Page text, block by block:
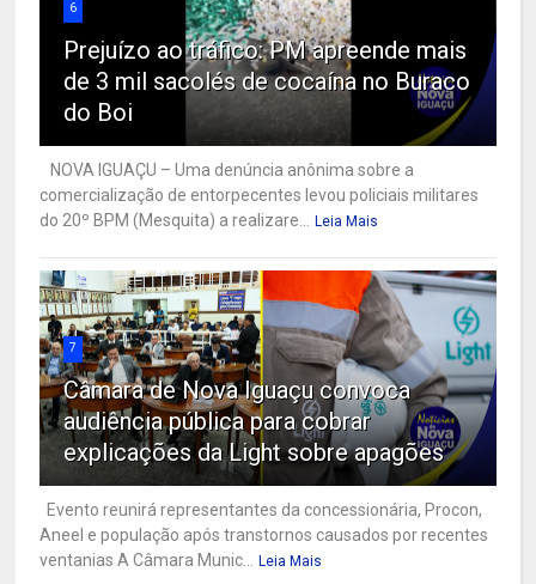
6
Prejuízo ao tráfico: PM apreende mais
de 3 mil sacolés de cocaína no Buraco
do Boi
NOVA IGUAÇU – Uma denúncia anônima sobre a
comercialização de entorpecentes levou policiais militares
do 20º BPM (Mesquita) a realizare...
Leia Mais
7
Câmara de Nova Iguaçu convoca
audiência pública para cobrar
explicações da Light sobre apagões
Evento reunirá representantes da concessionária, Procon,
Aneel e população após transtornos causados por recentes
ventanias A Câmara Munic...
Leia Mais